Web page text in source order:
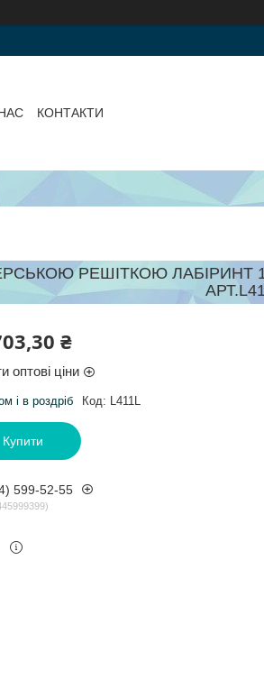
КОНТАКТИ
РЕШІТКОЮ ЛАБІРИНТ
₴
оптові ціни
і в роздріб Код: L411L
Купити
599-52-55